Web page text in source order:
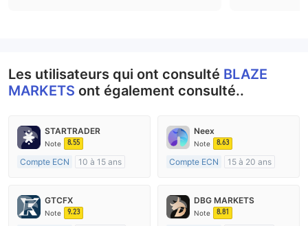
Les utilisateurs qui ont consulté BLAZE
MARKETS ont également consulté..
STARTRADER
Note 8.55
Compte ECN
10 à 15 ans
Market Making (MM)
Etiquette principale MT4
Neex
Note 8.63
Compte ECN
15 à 20 ans
Market Making (MM)
Etiquette principale MT4
GTCFX
Note 9.23
DBG MARKETS
Note 8.81